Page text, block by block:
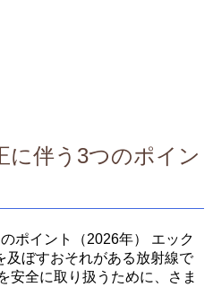
に伴う3つのポイン
ポイント（2026年） エック
及ぼすおそれがある放射線で
安全に取り扱うために、さま